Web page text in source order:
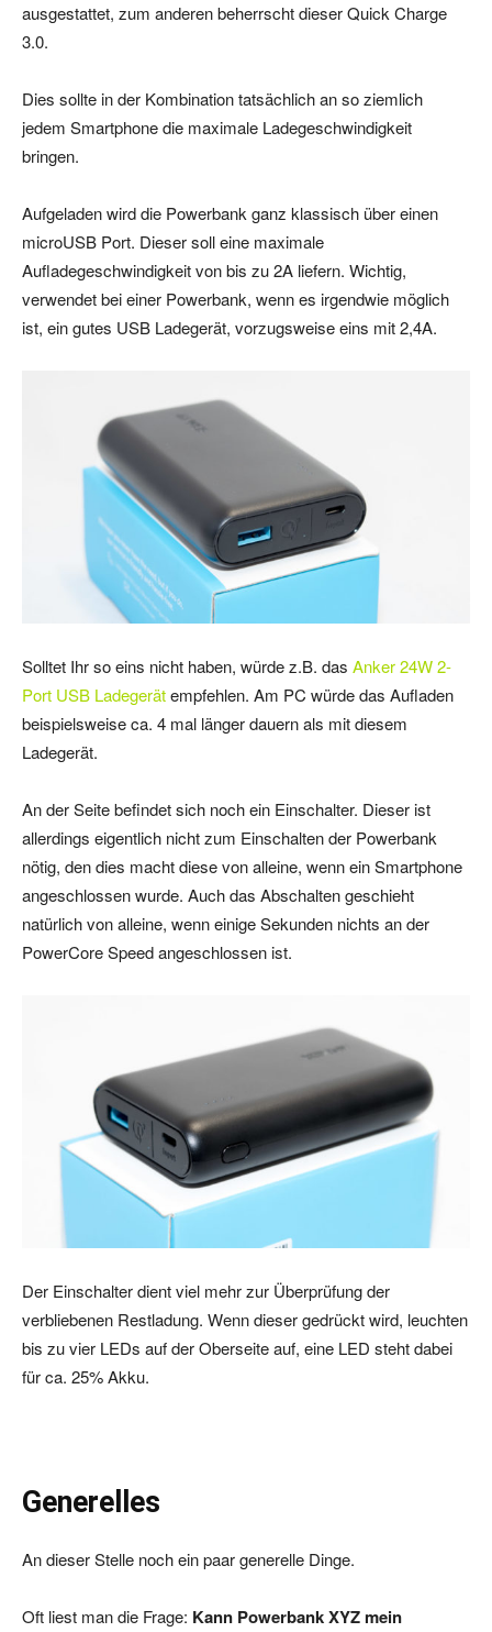
ausgestattet, zum anderen beherrscht dieser Quick Charge
3.0.
Dies sollte in der Kombination tatsächlich an so ziemlich
jedem Smartphone die maximale Ladegeschwindigkeit
bringen.
Aufgeladen wird die Powerbank ganz klassisch über einen
microUSB Port. Dieser soll eine maximale
Aufladegeschwindigkeit von bis zu 2A liefern. Wichtig,
verwendet bei einer Powerbank, wenn es irgendwie möglich
ist, ein gutes USB Ladegerät, vorzugsweise eins mit 2,4A.
Solltet Ihr so eins nicht haben, würde z.B. das Anker 24W 2-
Port USB Ladegerätempfehlen. Am PC würde das Aufladen
beispielsweise ca. 4 mal länger dauern als mit diesem
Ladegerät.
An der Seite befindet sich noch ein Einschalter. Dieser ist
allerdings eigentlich nicht zum Einschalten der Powerbank
nötig, den dies macht diese von alleine, wenn ein Smartphone
angeschlossen wurde. Auch das Abschalten geschieht
natürlich von alleine, wenn einige Sekunden nichts an der
PowerCore Speed angeschlossen ist.
Der Einschalter dient viel mehr zur Überprüfung der
verbliebenen Restladung. Wenn dieser gedrückt wird, leuchten
bis zu vier LEDs auf der Oberseite auf, eine LED steht dabei
für ca. 25% Akku.
Generelles
An dieser Stelle noch ein paar generelle Dinge.
Oft liest man die Frage: Kann Powerbank XYZ mein